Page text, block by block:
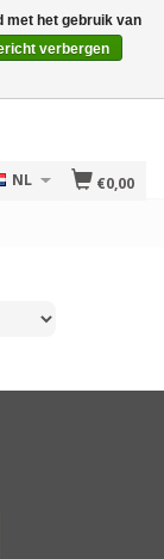
€0,00
NL
met het gebruik van
verbergen